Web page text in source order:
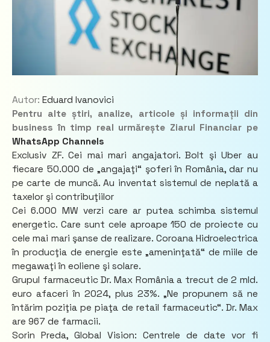
Autor: Eduard Ivanovici
Pentru alte știri, analize, articole și informații din
business în timp real urmărește Ziarul Financiar pe
WhatsApp Channels
Exclusiv ZF. Cei mai mari angajatori. Bolt şi Uber au
fiecare 50.000 de „angajaţi“ şoferi în România, dar nu
pe carte de muncă. Au inventat sistemul de neplată a
taxelor şi contribuţiilor
Cei 6.000 MW verzi care ar putea schimba sistemul
energetic. Care sunt cele aproape 150 de proiecte cu
cele mai mari şanse de realizare. Coroana Hidroelectrica
în producţia de energie este „ameninţată“ de miile de
megawaţi în eoliene şi solare.
Grupul farmaceutic Dr. Max România a trecut de 2 mld.
euro afaceri în 2024, plus 23%. „Ne propunem să ne
întărim poziţia pe piaţa de retail farmaceutic“. Dr. Max
are 967 de farmacii.
Sorin Preda, Global Vision: Centrele de date vor fi